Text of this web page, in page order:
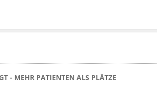
- MEHR PATIENTEN ALS PLÄTZE